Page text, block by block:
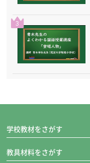
3
学校教材をさがす
教具材料をさがす